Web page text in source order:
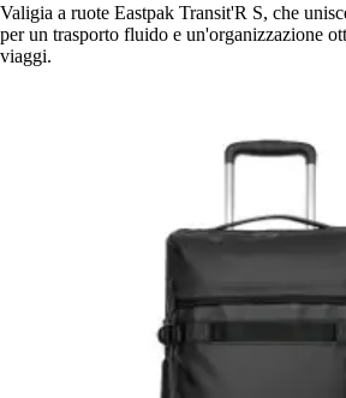
Valigia a ruote Eastpak Transit'R S, che
per un trasporto fluido e un'organizzazione
viaggi.